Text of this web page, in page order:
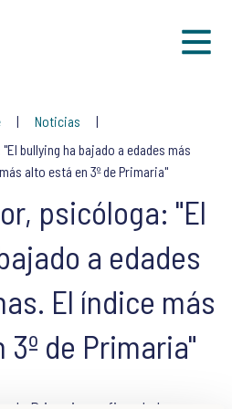
Noticias
bullying ha bajado a edades más
alto está en 3º de Primaria"
psicóloga: "El
a edades
El índice más
de Primaria"